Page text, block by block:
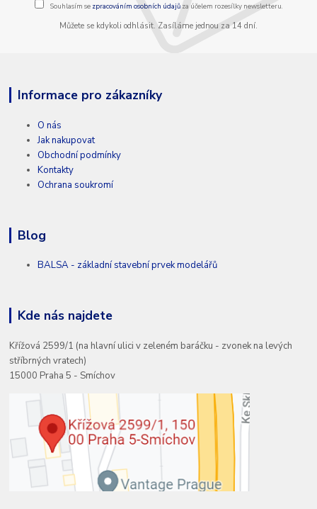
Souhlasím se zpracováním osobních údajůza účelem rozesílky newsletteru.
Můžete se kdykoli odhlásit. Zasíláme jednou za 14 dní.
Informace pro zákazníky
O nás
Jak nakupovat
Obchodní podmínky
Kontakty
Ochrana soukromí
Blog
BALSA - základní stavební prvek modelářů
Kde nás najdete
Křížová 2599/1 (na hlavní ulici v zeleném baráčku - zvonek na levých
stříbrných vratech)
15000 Praha 5 - Smíchov